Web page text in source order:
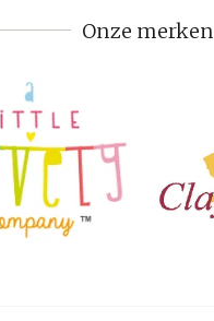
Onze merken